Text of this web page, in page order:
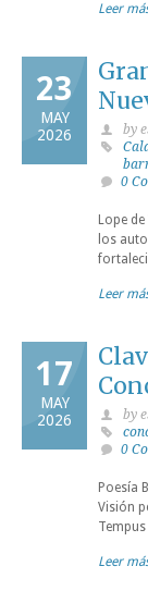
Leer
23
MAY
2026
by
0
Lope
los
Leer
17
MAY
2026
by
0
Poesía
Visión
Leer